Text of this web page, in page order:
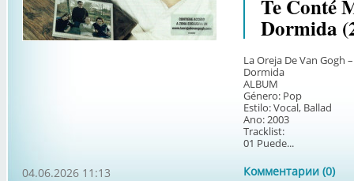
Te Conté
Dormida
La Oreja De Van Gogh
Dormida
ALBUM
Género: Pop
Estilo: Vocal, Ballad
Ano: 2003
Tracklist:
01 Puede...
Комментарии (0)
04.06.2026 11:13